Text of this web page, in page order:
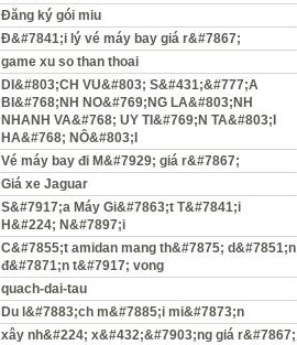
Đăng ký gói miu
Đ&#7841;i lý vé máy bay giá r&#7867;
game xu so than thoai
DI&#803;CH VU&#803; S&#431;&#777;A
BI&#768;NH NO&#769;NG LA&#803;NH
NHANH VA&#768; UY TI&#769;N TA&#803;I
HA&#768; NÔ&#803;I
Vé máy bay đi M&#7929; giá r&#7867;
Giá xe Jaguar
S&#7917;a Máy Gi&#7863;t T&#7841;i
H&#224; N&#7897;i
C&#7855;t amidan mang th&#7875; d&#7851;n
đ&#7871;n t&#7917; vong
quach-dai-tau
Du l&#7883;ch m&#7885;i mi&#7873;n
xây nh&#224; x&#432;&#7903;ng giá r&#7867;